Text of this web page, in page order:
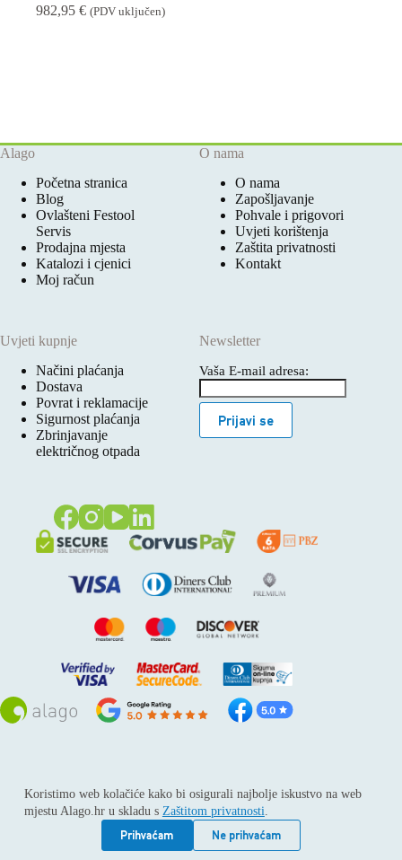
Koristimo web kolačiće kako bi osigurali najbolje iskustvo na web
mjestu Alago.hr u skladu s Zaštitom privatnosti.
Prihvaćam
Ne prihvaćam
982,95 € (PDV uključen)
Alago
Početna stranica
Blog
Ovlašteni Festool
Servis
Prodajna mjesta
Katalozi i cjenici
Moj račun
O nama
O nama
Zapošljavanje
Pohvale i prigovori
Uvjeti korištenja
Zaštita privatnosti
Kontakt
Uvjeti kupnje
Načini plaćanja
Dostava
Povrat i reklamacije
Sigurnost plaćanja
Zbrinjavanje
električnog otpada
Newsletter
Vaša E-mail adresa:
Prijavi se
Sva prava pridržana © 2026
Alago
ALAGO d.o.o. trgovina, usluge i zastupanje stranih tvrtki /
Adresa: Horvati 112, 10436 Rakov potok / Telefon: +385 1
6539 392 / E-mail: kontakt@alago.hr / Podaci o subjektu:
Subjekt je upisan kod Trgovačkog suda u Zagrebu pod